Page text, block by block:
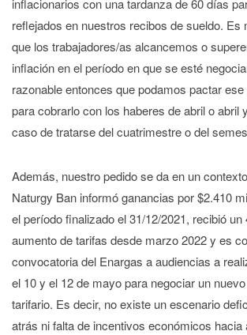
reflejados en nuestros recibos de sueldo. Es
que los trabajadores/as alcancemos o
inflación en el período en que se esté
razonable entonces que podamos pactar
para cobrarlo con los haberes de abril o abril
caso de tratarse del cuatrimestre o del
Además, nuestro pedido se da en un
Naturgy Ban informó ganancias por $2.410
el período finalizado el 31/12/2021, recibió un
aumento de tarifas desde marzo 2022 y es
convocatoria del Enargas a audiencias a
el 10 y el 12 de mayo para negociar un
tarifario. Es decir, no existe un escenario
atrás ni falta de incentivos económicos hacia